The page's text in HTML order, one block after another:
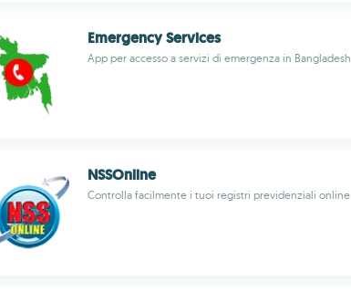
Emergency Services
App per accesso a servizi di emergenza in Bangladesh
NSSOnline
Controlla facilmente i tuoi registri previdenziali online